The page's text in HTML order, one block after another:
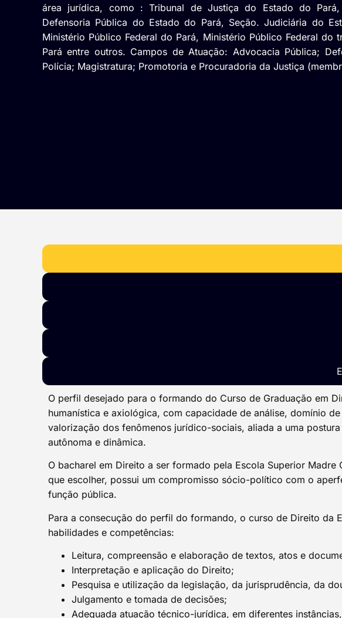
área jurídica, como : Tribunal de Justiça do Estado do
Defensoria Pública do Estado do Pará, Seção. Judiciária do
Ministério Público Federal do Pará, Ministério Público Federal do
Pará entre outros. Campos de Atuação: Advocacia Pública;
Polícia; Magistratura; Promotoria e Procuradoria da Justiça
O perfil desejado para o formando do Curso de Graduação em
humanística e axiológica, com capacidade de análise, domínio
valorização dos fenômenos jurídico-sociais, aliada a uma
autônoma e dinâmica.
O bacharel em Direito a ser formado pela Escola Superior
que escolher, possui um compromisso sócio-político com o
função pública.
Para a consecução do perfil do formando, o curso de Direito da
habilidades e competências:
Leitura, compreensão e elaboração de textos, atos e
Interpretação e aplicação do Direito;
Pesquisa e utilização da legislação, da jurisprudência, da
Julgamento e tomada de decisões;
Adequada atuação técnico-jurídica, em diferentes